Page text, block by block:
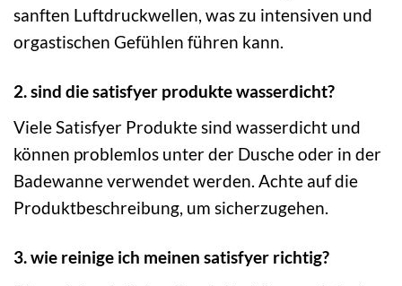
sanften Luftdruckwellen, was zu intensiven und
orgastischen Gefühlen führen kann.
2. sind die satisfyer produkte wasserdicht?
Viele Satisfyer Produkte sind wasserdicht und
können problemlos unter der Dusche oder in der
Badewanne verwendet werden. Achte auf die
Produktbeschreibung, um sicherzugehen.
3. wie reinige ich meinen satisfyer richtig?